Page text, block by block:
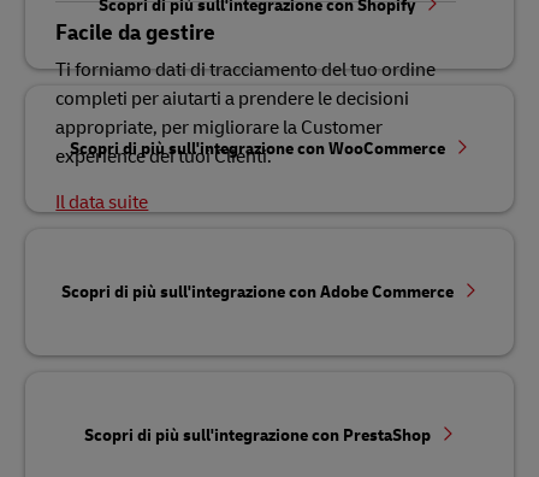
Facile da gestire
Ti forniamo dati di tracciamento del tuo ordine
completi per aiutarti a prendere le decisioni
appropriate, per migliorare la Customer
experience dei tuoi Clienti.
Il data suite
Scopri di più sull'integrazione con Shopify
Scopri di più sull'integrazione con WooCommerce
Scopri di più sull'integrazione con Adobe Commerce
Scopri di più sull'integrazione con PrestaShop